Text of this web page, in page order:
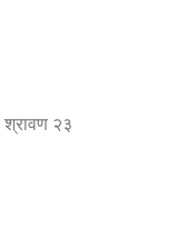
२३